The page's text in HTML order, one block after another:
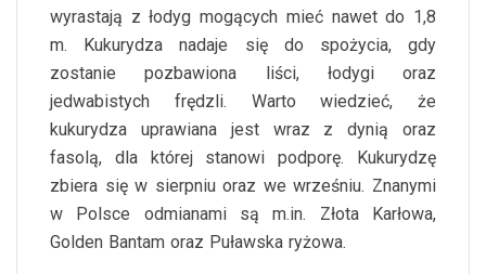
wyrastają z łodyg mogących mieć nawet do 1,8
m. Kukurydza nadaje się do spożycia, gdy
zostanie pozbawiona liści, łodygi oraz
jedwabistych frędzli. Warto wiedzieć, że
kukurydza uprawiana jest wraz z dynią oraz
fasolą, dla której stanowi podporę. Kukurydzę
zbiera się w sierpniu oraz we wrześniu. Znanymi
w Polsce odmianami są m.in. Złota Karłowa,
Golden Bantam oraz Puławska ryżowa.